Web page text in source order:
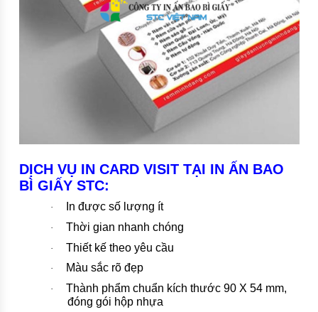
DỊCH VỤ IN CARD VISIT TẠI IN ẤN BAO
BÌ GIẤY STC:
· In được số lượng ít
· Thời gian nhanh chóng
· Thiết kế theo yêu cầu
· Màu sắc rõ đẹp
·
Thành phẩm chuẩn kích thước 90 X 54 mm,
đóng gói hộp nhựa